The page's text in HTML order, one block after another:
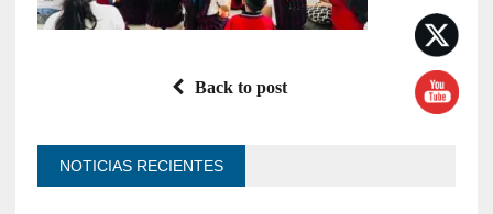
Back to post
NOTICIAS RECIENTES